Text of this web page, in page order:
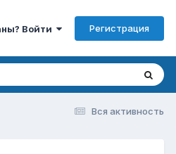
Войти Регистрация
Вся активность